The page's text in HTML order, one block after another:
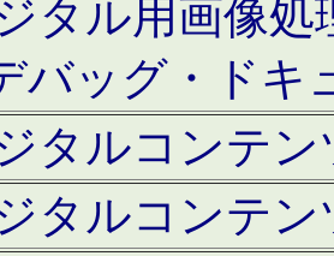
タル用画像
バッグ・ドキ
タルコンテ
タルコンテ